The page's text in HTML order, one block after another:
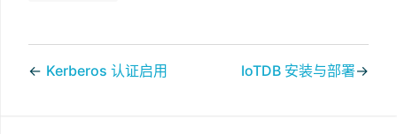
← Kerberos 认证启用 IoTDB 安装与部署→